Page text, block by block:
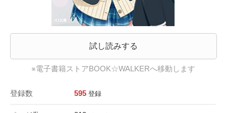
試し読みする
※電子書籍ストアBOOK☆WALKERへ移動します
登録数 595 登録